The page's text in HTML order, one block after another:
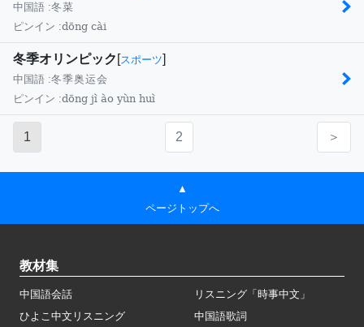
中国語 :冬菜
ピンイン :dōng cài
冬季オリンピック [スポーツ]
中国語 :冬季奥运会
ピンイン :dōng jì ào yùn huì
1 2 ＞
▲
ページトップへ
教材集
中国語会話
リスニング「時事中文」
ひよこ中文リスニング
中国語歌詞